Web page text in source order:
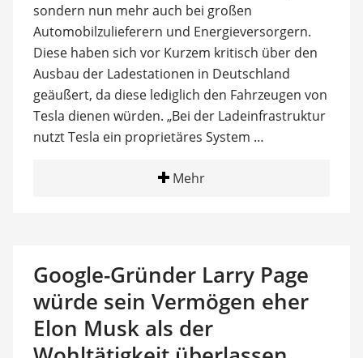
sondern nun mehr auch bei großen
Automobilzulieferern und Energieversorgern.
Diese haben sich vor Kurzem kritisch über den
Ausbau der Ladestationen in Deutschland
geäußert, da diese lediglich den Fahrzeugen von
Tesla dienen würden. „Bei der Ladeinfrastruktur
nutzt Tesla ein proprietäres System …
Mehr
Google-Gründer Larry Page
würde sein Vermögen eher
Elon Musk als der